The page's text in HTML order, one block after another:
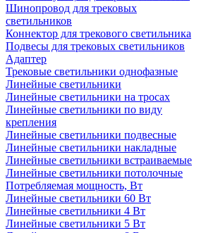
Шинопровод для трековых
светильников
Коннектор для трекового светильника
Подвесы для трековых светильников
Адаптер
Трековые светильники однофазные
Линейные светильники
Линейные светильники на тросах
Линейные светильники по виду
крепления
Линейные светильники подвесные
Линейные светильники накладные
Линейные светильники встраиваемые
Линейные светильники потолочные
Потребляемая мощность, Вт
Линейные светильники 60 Вт
Линейные светильники 4 Вт
Линейные светильники 5 Вт